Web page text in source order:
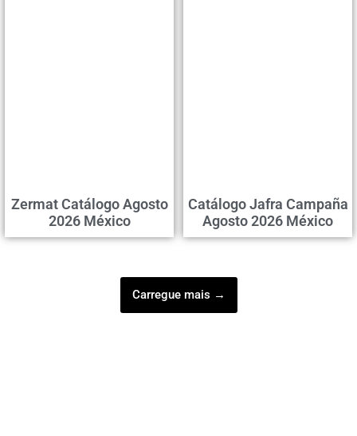
Zermat Catálogo Agosto
2026 México
Catálogo Jafra Campaña
Agosto 2026 México
Carregue mais →